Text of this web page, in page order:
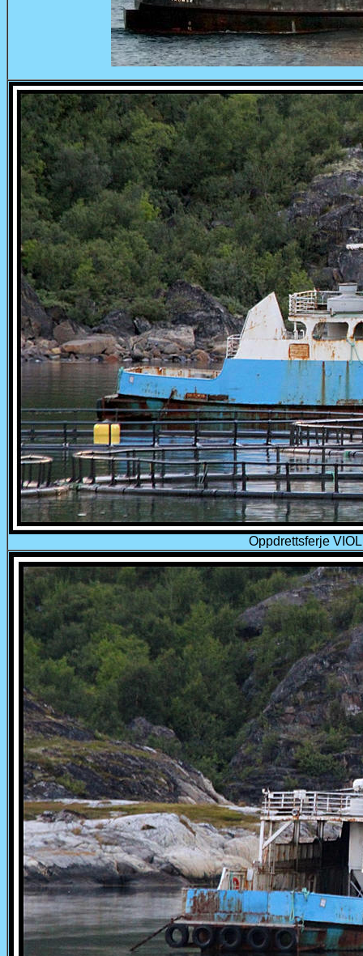
Oppdrettsferje